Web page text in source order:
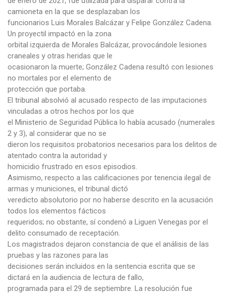
camioneta en la que se desplazaban los
funcionarios Luis Morales Balcázar y Felipe González Cadena.
Un proyectil impactó en la zona
orbital izquierda de Morales Balcázar, provocándole lesiones
craneales y otras heridas que le
ocasionaron la muerte; González Cadena resultó con lesiones
no mortales por el elemento de
protección que portaba.
El tribunal absolvió al acusado respecto de las imputaciones
vinculadas a otros hechos por los que
el Ministerio de Seguridad Pública lo había acusado (numerales
2 y 3), al considerar que no se
dieron los requisitos probatorios necesarios para los delitos de
atentado contra la autoridad y
homicidio frustrado en esos episodios.
Asimismo, respecto a las calificaciones por tenencia ilegal de
armas y municiones, el tribunal dictó
veredicto absolutorio por no haberse descrito en la acusación
todos los elementos fácticos
requeridos; no obstante, sí condenó a Liguen Venegas por el
delito consumado de receptación.
Los magistrados dejaron constancia de que el análisis de las
pruebas y las razones para las
decisiones serán incluidos en la sentencia escrita que se
dictará en la audiencia de lectura de fallo,
programada para el 29 de septiembre. La resolución fue